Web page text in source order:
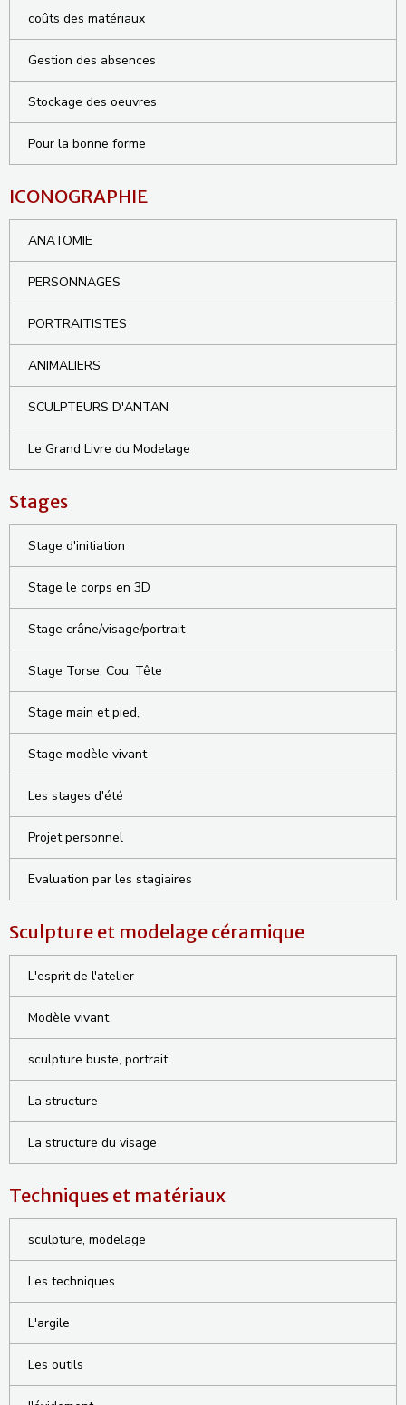
coûts des matériaux
Gestion des absences
Stockage des oeuvres
Pour la bonne forme
ICONOGRAPHIE
ANATOMIE
PERSONNAGES
PORTRAITISTES
ANIMALIERS
SCULPTEURS D'ANTAN
Le Grand Livre du Modelage
Stages
Stage d'initiation
Stage le corps en 3D
Stage crâne/visage/portrait
Stage Torse, Cou, Tête
Stage main et pied,
Stage modèle vivant
Les stages d'été
Projet personnel
Evaluation par les stagiaires
Sculpture et modelage céramique
L'esprit de l'atelier
Modèle vivant
sculpture buste, portrait
La structure
La structure du visage
Techniques et matériaux
sculpture, modelage
Les techniques
L'argile
Les outils